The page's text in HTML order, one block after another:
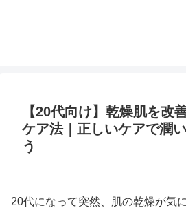
【20代向け】乾燥肌を改
ケア法｜正しいケアで潤
う
20代になって突然、肌の乾燥が気